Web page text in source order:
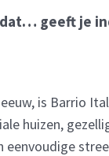
dat… geeft je
is Barrio
huizen,
eenvoudige